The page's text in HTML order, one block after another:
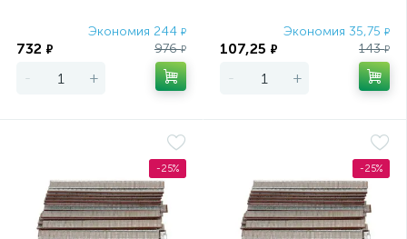
Экономия 244 ₽
732 ₽ 976₽
- +
Экономия 35,75 ₽
107,25 ₽ 143₽
- +
-25% -25%